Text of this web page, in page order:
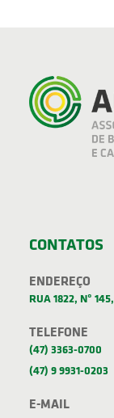
CONTATOS
ENDEREÇO
RUA 1822, Nº
TELEFONE
(47) 3363-0700
(47) 9 9931-0203
E-MAIL